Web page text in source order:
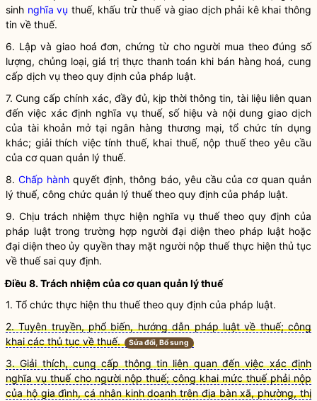
sinh nghĩa vụ thuế, khấu trừ thuế và giao dịch phải kê khai thông
tin về thuế.
6. Lập và giao hoá đơn, chứng từ cho người mua theo đúng số
lượng, chủng loại, giá trị thực thanh toán khi bán hàng hoá, cung
cấp dịch vụ theo quy định của pháp luật.
7. Cung cấp chính xác, đầy đủ, kịp thời thông tin, tài liệu liên quan
đến việc xác định nghĩa vụ thuế, số hiệu và nội dung giao dịch
của tài khoản mở tại ngân hàng thương mại, tổ chức tín dụng
khác; giải thích việc tính thuế, khai thuế, nộp thuế theo yêu cầu
của cơ quan quản lý thuế.
8.Chấp hành quyết định, thông báo, yêu cầu của cơ quan quản
lý thuế, công chức quản lý thuế theo quy định của pháp luật.
9. Chịu trách nhiệm thực hiện nghĩa vụ thuế theo quy định của
pháp luật trong trường hợp người đại diện theo pháp luật hoặc
đại diện theo ủy quyềnthay mặt người nộp thuếthực hiện thủ tục
về thuế sai quy định.
Điều 8. Trách nhiệm của cơ quan quản lý thuế
1. Tổ chức thực hiện thu thuế theo quy định của pháp luật.
2. Tuyên truyền, phổ biến, hướng dẫn pháp luật về thuế; công
khai các thủ tục về thuế.
Sửa đổi, Bổ sung
3. Giải thích, cung cấp thông tin liên quan đến việc xác định
nghĩa vụ thuế cho người nộp thuế; công khai mức thuế phải nộp
của hộ gia đình, cá nhân kinh doanh trên địa bàn xã, phường, thị